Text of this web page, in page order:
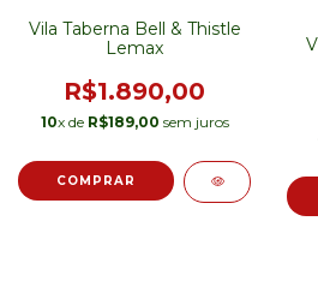
Vila Taberna Bell & Thistle
Lemax
R$1.890,00
10x de R$189,00 sem juros